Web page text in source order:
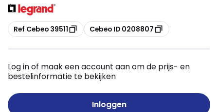
Kopiëren
Ref Cebeo 39511 Kopiëren
Cebeo ID 0208807
Log in of maak een account aan om de prijs- en
bestelinformatie te bekijken
Inloggen